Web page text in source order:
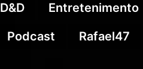
D&D Entretenimento
Podcast Rafael47